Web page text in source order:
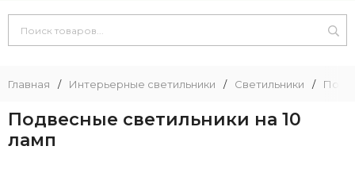
Главная / Интерьерные светильники / Светильники /
Подвесные светильники на 10
ламп